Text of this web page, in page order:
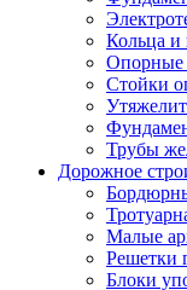
Кольца и
Стойки
Трубы
Дорожное
Малые
Решетки
Блоки